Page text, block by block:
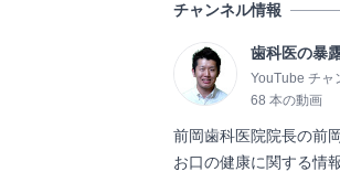
チャンネル情報
歯科医の暴
YouTube チャ
68 本の動画
前岡歯科医院院長の前
お口の健康に関する情